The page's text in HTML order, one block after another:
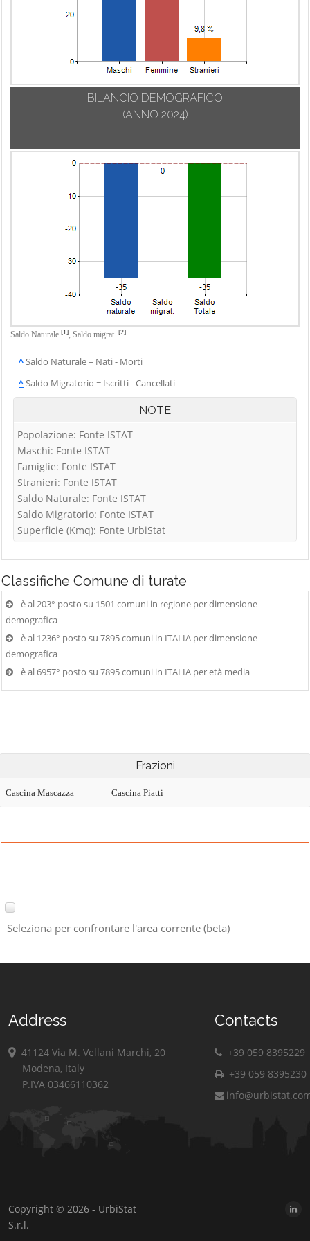
BILANCIO DEMOGRAFICO
(ANNO 2024)
Saldo Naturale [1], Saldo migrat. [2]
^Saldo Naturale = Nati - Morti
^Saldo Migratorio = Iscritti - Cancellati
NOTE
Popolazione: Fonte ISTAT
Maschi: Fonte ISTAT
Famiglie: Fonte ISTAT
Stranieri: Fonte ISTAT
Saldo Naturale: Fonte ISTAT
Saldo Migratorio: Fonte ISTAT
Superficie (Kmq): Fonte UrbiStat
Classifiche Comune di turate
è al 203° posto su 1501 comuni in regione per dimensione
demografica
è al 1236° posto su 7895 comuni in ITALIA per dimensione
demografica
è al 6957° posto su 7895 comuni in ITALIA per età media
Frazioni
Cascina Mascazza Cascina Piatti
Seleziona per confrontare l'area corrente (beta)
Address
41124 Via M. Vellani Marchi, 20
Modena, Italy
P.IVA 03466110362
Contacts
+39 059 8395229
+39 059 8395230
Copyright © 2026 - UrbiStat
S.r.l.